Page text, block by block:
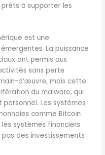
à supporter les
est une
La puissance
ont permis aux
sans perte
d’œuvre, mais cette
du malware, qui
Les systèmes
comme Bitcoin
systèmes financiers
des investissements